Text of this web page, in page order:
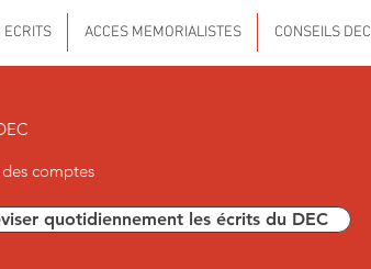
ECRITS ACCES MEMORIALISTES CONSEILS DEC
comptes
quotidiennement les écrits du DEC